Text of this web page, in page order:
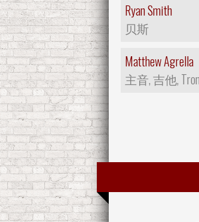
Ryan Smith
贝斯
Matthew Agrella
主音, 吉他,